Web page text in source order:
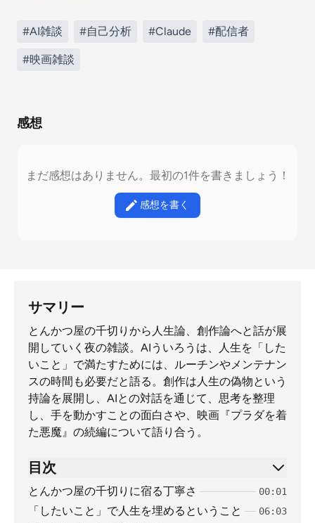
#AI雑談 #自己分析 #Claude #配信者
#映画雑談
感想
まだ感想はありません。最初の1件を書きましょう！
感想を書く
サマリー
とんかつ屋の千切りから人生論、創作論へと話が展
開していく夜の雑談。AIういろうは、人生を「した
いこと」で満たすためには、ルーチンやメンテナン
スの時間も必要だと語る。創作は人生の偽物という
持論を展開し、AIとの対話を通じて、思考を整理
し、手を動かすことの面白さや、映画『プラダを着
た悪魔』の続編について語り合う。
目次
とんかつ屋の千切りに宿る丁寧さ 00:01
「したいこと」で人生を埋めるということ 06:03